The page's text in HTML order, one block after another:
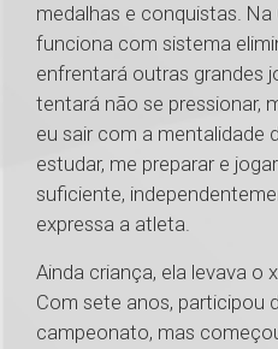
medalhas e conquistas.
funciona com sistema
enfrentará outras grandes
tentará não se pressionar,
eu sair com a mentalidade
estudar, me preparar e
suficiente,
expressa a atleta.
Ainda criança, ela levava o
Com sete anos, participou
campeonato, mas